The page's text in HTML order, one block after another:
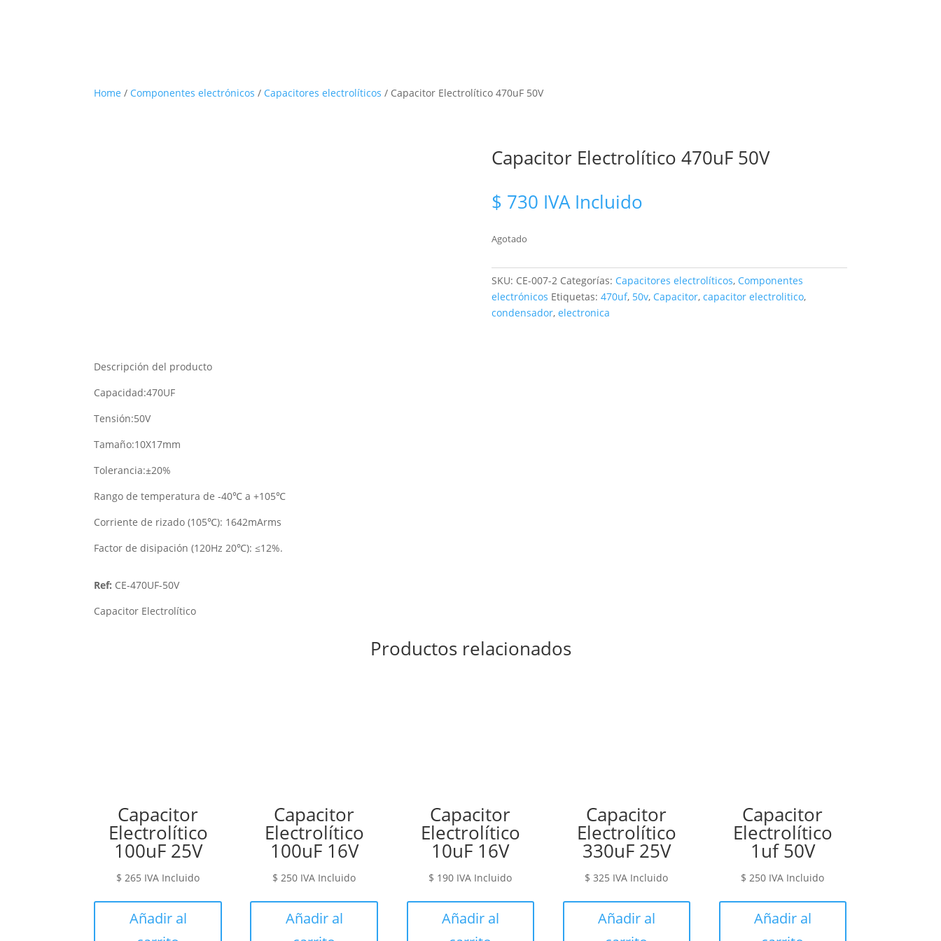
Home / Componentes electrónicos / Capacitores electrolíticos / Capacitor Electrolítico 470uF 50V
Capacitor Electrolítico 470uF 50V
$ 730 IVA Incluido
Agotado
SKU: CE-007-2 Categorías: Capacitores electrolíticos, Componentes
electrónicos Etiquetas: 470uf, 50v, Capacitor, capacitor electrolitico,
condensador, electronica
Descripción del producto
Capacidad:470UF
Tensión:50V
Tamaño:10X17mm
Tolerancia:±20%
Rango de temperatura de -40℃ a +105℃
Corriente de rizado (105℃): 1642mArms
Factor de disipación (120Hz 20℃): ≤12%.
Ref: CE-470UF-50V
Capacitor Electrolítico
Productos relacionados
Capacitor
Electrolítico
100uF 25V
$ 265 IVA Incluido
Añadir al
Capacitor
Electrolítico
100uF 16V
$ 250 IVA Incluido
Añadir al
Capacitor
Electrolítico
10uF 16V
$ 190 IVA Incluido
Añadir al
Capacitor
Electrolítico
330uF 25V
$ 325 IVA Incluido
Añadir al
Capacitor
Electrolítico
1uf 50V
$ 250 IVA Incluido
Añadir al